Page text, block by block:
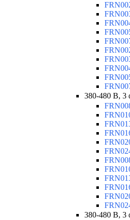
380-480 В, 3
380-480 В, 3